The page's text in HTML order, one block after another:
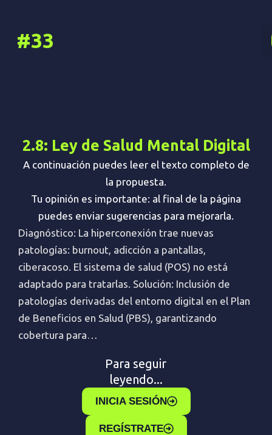
contenido
#33
2.8: Ley de Salud Mental Digital
A continuación puedes leer el texto completo de
la propuesta.
Tu opinión es importante: al final de la página
puedes enviar sugerencias para mejorarla.
Diagnóstico: La hiperconexión trae nuevas
patologías: burnout, adicción a pantallas,
ciberacoso. El sistema de salud (POS) no está
adaptado para tratarlas. Solución: Inclusión de
patologías derivadas del entorno digital en el Plan
de Beneficios en Salud (PBS), garantizando
cobertura para…
Para seguir
leyendo...
INICIA SESIÓN
REGÍSTRATE